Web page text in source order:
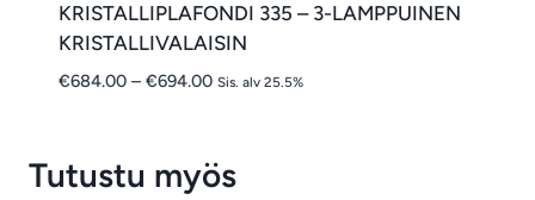
KRISTALLIPLAFONDI 335 – 3-LAMPPUINEN
KRISTALLIVALAISIN
€684.00 – €694.00Hintaluokka:
€694.00
Sis. alv 25.5%
Tutustu myös